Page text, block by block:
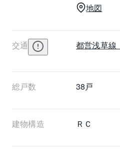
地図
交通 都営浅草線
総戸数 38戸
建物構造 ＲＣ